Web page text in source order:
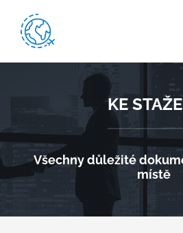
obsah
KE
Všechny důležité
místě